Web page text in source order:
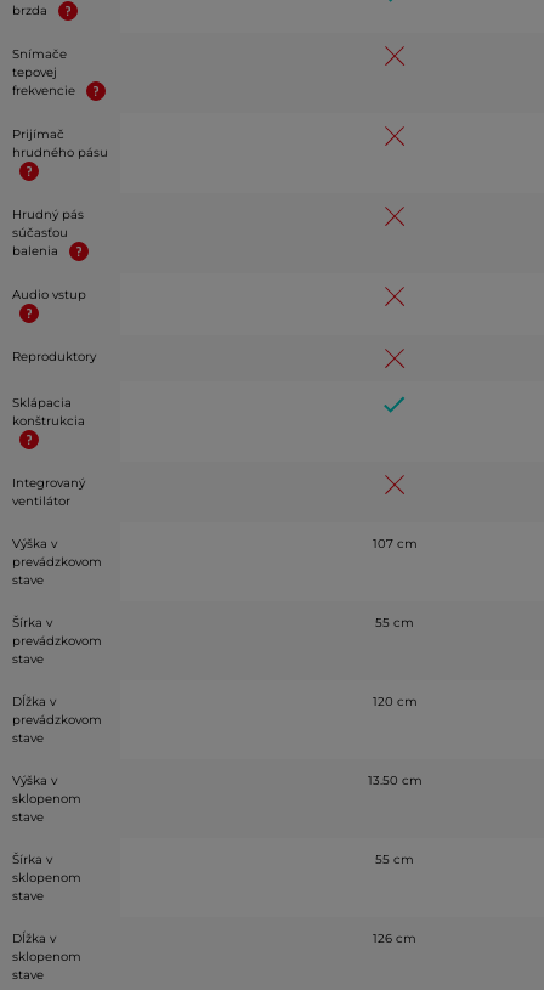
brzda
Snímače
tepovej
frekvencie
Prijímač
hrudného pásu
Hrudný pás
súčasťou
balenia
Audio vstup
Reproduktory
Sklápacia
konštrukcia
Integrovaný
ventilátor
Výška v
prevádzkovom
stave
107 cm
Šírka v
prevádzkovom
stave
55 cm
Dĺžka v
prevádzkovom
stave
120 cm
Výška v
sklopenom
stave
13.50 cm
Šírka v
sklopenom
stave
55 cm
Dĺžka v
sklopenom
stave
126 cm